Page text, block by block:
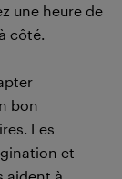
une heure de
côté.
bon
Les
et
aident à